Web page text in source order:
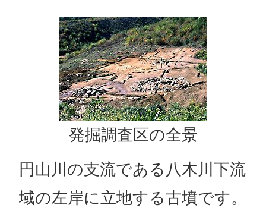
発掘調査区の全景
円山川の支流である八木川下流
域の左岸に立地する古墳です。